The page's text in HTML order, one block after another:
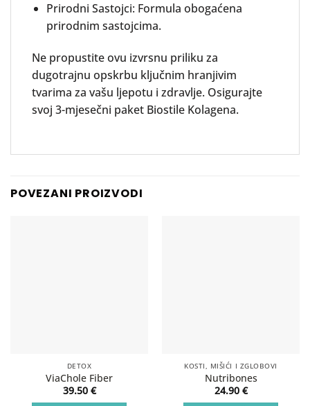
Prirodni Sastojci: Formula obogaćena
prirodnim sastojcima.
Ne propustite ovu izvrsnu priliku za
dugotrajnu opskrbu ključnim hranjivim
tvarima za vašu ljepotu i zdravlje. Osigurajte
svoj 3-mjesečni paket Biostile Kolagena.
POVEZANI PROIZVODI
DETOX
ViaChole Fiber
39.50 €
KOSTI, MIŠIĆI I ZGLOBOVI
Nutribones
24.90 €